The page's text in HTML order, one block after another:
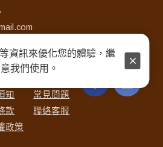
務
知
款
政策
顧客服務
常見問題
聯絡客服
資訊來優化您的體驗，繼
我們使用。